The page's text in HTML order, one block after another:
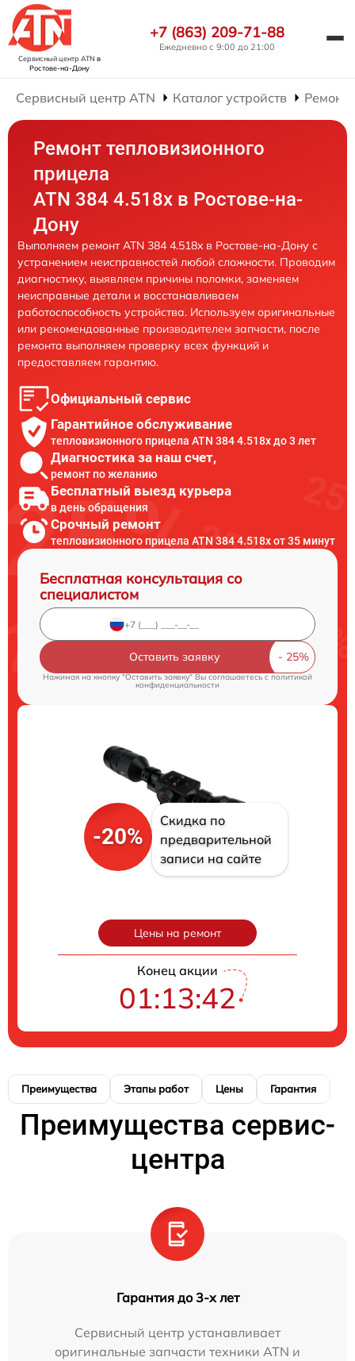
Сервисный центр ATN в
Ростове-на-Дону
+7 (863) 209-71-88
Ежедневно с 9:00 до 21:00
Сервисный центр ATN Каталог устройств Ремонт
Ремонт тепловизионного
прицела
ATN 384 4.518x в Ростове-на-
Дону
Выполняем ремонт ATN 384 4.518x в Ростове-на-Дону с
устранением неисправностей любой сложности. Проводим
диагностику, выявляем причины поломки, заменяем
неисправные детали и восстанавливаем
работоспособность устройства. Используем оригинальные
или рекомендованные производителем запчасти, после
ремонта выполняем проверку всех функций и
предоставляем гарантию.
Официальный сервис
Гарантийное обслуживание
тепловизионного прицела ATN 384 4.518x до 3 лет
Диагностика за наш счет,
ремонт по желанию
Бесплатный выезд курьера
в день обращения
Срочный ремонт
тепловизионного прицела ATN 384 4.518x от 35 минут
Бесплатная консультация со
специалистом
Оставить заявку
Нажимая на кнопку "Оставить заявку" Вы соглашаетесь cполитикой
конфиденциальности
-20%
Скидка по
предварительной
записи на сайте
Цены на ремонт
Конец акции
01:13:41
Преимущества Этапы работ Цены Гарантия
Преимущества сервис-
центра
Гарантия до 3-х лет
Сервисный центр устанавливает
оригинальные запчасти техники ATN и